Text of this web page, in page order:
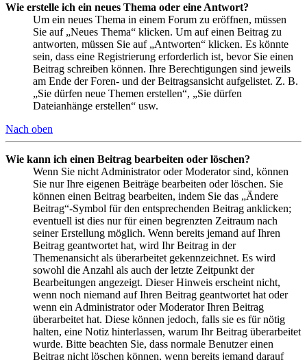
Wie erstelle ich ein neues Thema oder eine Antwort?
Um ein neues Thema in einem Forum zu eröffnen, müssen
Sie auf „Neues Thema“ klicken. Um auf einen Beitrag zu
antworten, müssen Sie auf „Antworten“ klicken. Es könnte
sein, dass eine Registrierung erforderlich ist, bevor Sie einen
Beitrag schreiben können. Ihre Berechtigungen sind jeweils
am Ende der Foren- und der Beitragsansicht aufgelistet. Z. B.
„Sie dürfen neue Themen erstellen“, „Sie dürfen
Dateianhänge erstellen“ usw.
Nach oben
Wie kann ich einen Beitrag bearbeiten oder löschen?
Wenn Sie nicht Administrator oder Moderator sind, können
Sie nur Ihre eigenen Beiträge bearbeiten oder löschen. Sie
können einen Beitrag bearbeiten, indem Sie das „Ändere
Beitrag“-Symbol für den entsprechenden Beitrag anklicken;
eventuell ist dies nur für einen begrenzten Zeitraum nach
seiner Erstellung möglich. Wenn bereits jemand auf Ihren
Beitrag geantwortet hat, wird Ihr Beitrag in der
Themenansicht als überarbeitet gekennzeichnet. Es wird
sowohl die Anzahl als auch der letzte Zeitpunkt der
Bearbeitungen angezeigt. Dieser Hinweis erscheint nicht,
wenn noch niemand auf Ihren Beitrag geantwortet hat oder
wenn ein Administrator oder Moderator Ihren Beitrag
überarbeitet hat. Diese können jedoch, falls sie es für nötig
halten, eine Notiz hinterlassen, warum Ihr Beitrag überarbeitet
wurde. Bitte beachten Sie, dass normale Benutzer einen
Beitrag nicht löschen können, wenn bereits jemand darauf